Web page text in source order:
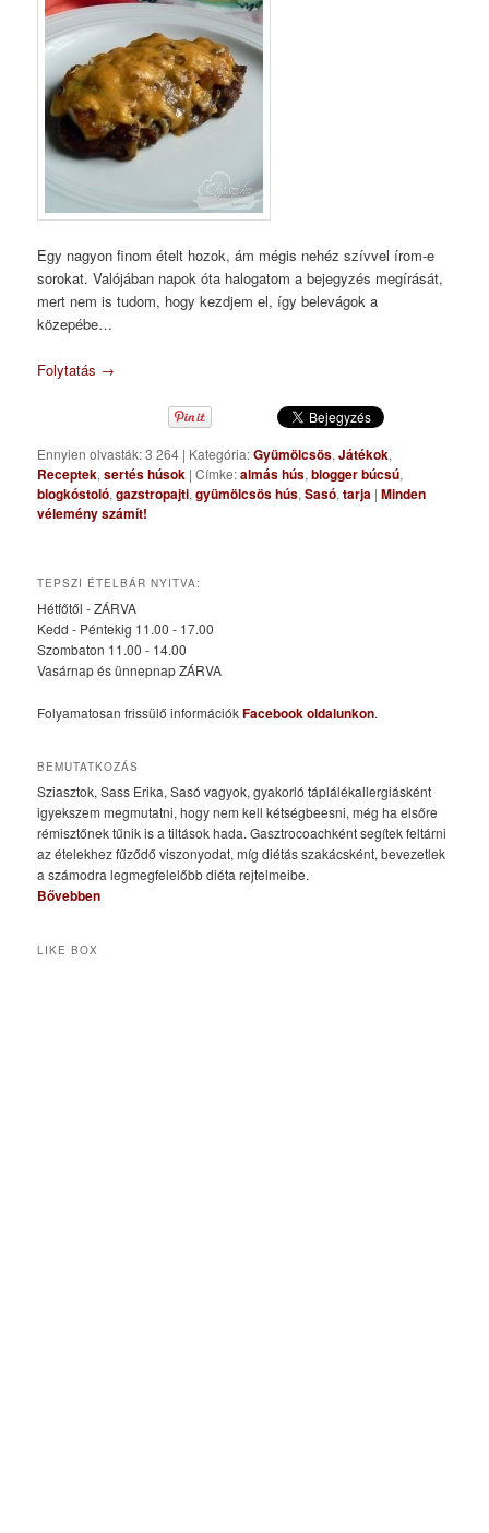
Egy nagyon finom ételt hozok, ám mégis nehéz szívvel írom-e
sorokat. Valójában napok óta halogatom a bejegyzés megírását,
mert nem is tudom, hogy kezdjem el, így belevágok a
közepébe…
Folytatás →
Ennyien olvasták: 3 264 | Kategória:Gyümölcsös,Játékok,
Receptek,sertés húsok |Címke:almás hús,blogger búcsú,
blogkóstoló,gazstropajti,gyümölcsös hús,Sasó,tarja |Minden
vélemény számít!
TEPSZI ÉTELBÁR NYITVA:
Hétfőtől - ZÁRVA
Kedd - Péntekig 11.00 - 17.00
Szombaton 11.00 - 14.00
Vasárnap és ünnepnap ZÁRVA
Folyamatosan frissülő információkFacebook oldalunkon.
BEMUTATKOZÁS
Sziasztok, Sass Erika, Sasó vagyok, gyakorló táplálékallergiásként
igyekszem megmutatni, hogy nem kell kétségbeesni, még ha elsőre
rémisztőnek tűnik is a tiltások hada. Gasztrocoachként segítek feltárni
az ételekhez fűződő viszonyodat, míg diétás szakácsként, bevezetlek
a számodra legmegfelelőbb diéta rejtelmeibe.
Bővebben
LIKE BOX